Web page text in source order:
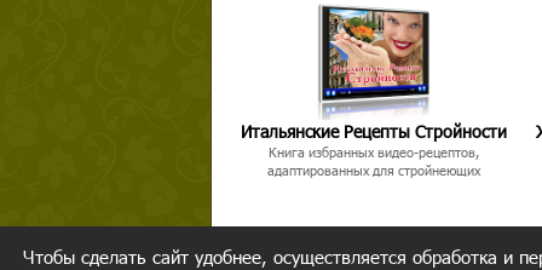
Итальянские Рецепты Стройности
Книга избранных видео-рецептов,
адаптированных для стройнеющих
Чтобы сделать сайт удобнее, осуществляется обработка и